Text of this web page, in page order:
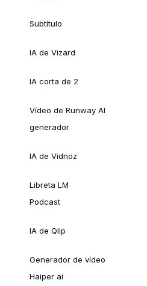
Subtítulo
IA de Vizard
IA corta de 2
Vídeo de Runway AI
generador
IA de Vidnoz
Libreta LM
Podcast
IA de Qlip
Generador de vídeo
Haiper ai